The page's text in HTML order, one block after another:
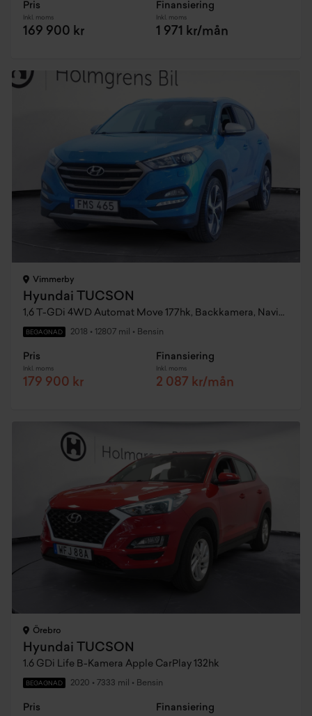
Pris
Inkl. moms
169 900 kr
Finansiering
Inkl. moms
1 971 kr/mån
Vimmerby
Hyundai TUCSON
1,6 T-GDi 4WD Automat Move 177hk, Backkamera, Navigation, Lane Assist
BEGAGNAD 2018 • 12807 mil • Bensin
Pris
Inkl. moms
179 900 kr
Finansiering
Inkl. moms
2 087 kr/mån
Örebro
Hyundai TUCSON
1.6 GDi Life B-Kamera Apple CarPlay 132hk
BEGAGNAD 2020 • 7333 mil • Bensin
Pris Finansiering